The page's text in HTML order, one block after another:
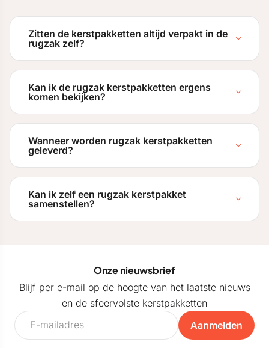
Zitten de kerstpakketten altijd verpakt in de
rugzak zelf?
Kan ik de rugzak kerstpakketten ergens
komen bekijken?
Wanneer worden rugzak kerstpakketten
geleverd?
Kan ik zelf een rugzak kerstpakket
samenstellen?
Onze nieuwsbrief
Blijf per e-mail op de hoogte van het laatste nieuws
en de sfeervolste kerstpakketten
Aanmelden